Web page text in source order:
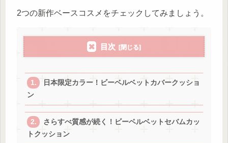
2つの新作ベースコスメをチェックしてみましょう。
目次
日本限定カラー！ビーベルベットカバークッショ
ン
さらすべ質感が続く！ビーベルベットセバムカッ
トクッション